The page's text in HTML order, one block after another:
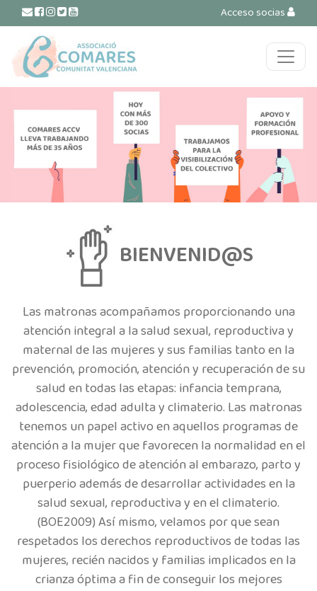
Acceso socias
Navegación principal
BIENVENID@S
Las matronas acompañamos proporcionando una
atención integral a la salud sexual, reproductiva y
maternal de las mujeres y sus familias tanto en la
prevención, promoción, atención y recuperación de su
salud en todas las etapas: infancia temprana,
adolescencia, edad adulta y climaterio. Las matronas
tenemos un papel activo en aquellos programas de
atención a la mujer que favorecen la normalidad en el
proceso fisiológico de atención al embarazo, parto y
puerperio además de desarrollar actividades en la
salud sexual, reproductiva y en el climaterio.
(BOE2009) Así mismo, velamos por que sean
respetados los derechos reproductivos de todas las
mujeres, recién nacidos y familias implicados en la
crianza óptima a fin de conseguir los mejores